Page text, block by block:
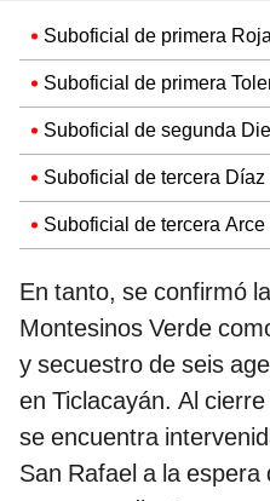
Suboficial de primera
Suboficial de primera
Suboficial de segunda
Suboficial de tercera
Suboficial de tercera
En tanto, se confirmó
Montesinos Verde
y secuestro de seis
en Ticlacayán. Al
se encuentra
San Rafael a la espera